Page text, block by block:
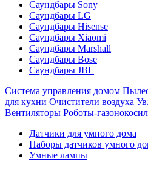
Саундбары Sony
Саундбары LG
Саундбары Hisense
Саундбары Xiaomi
Саундбары Marshall
Саундбары Bose
Саундбары JBL
Система управления домом
для кухни Очистители воздуха
Вентиляторы Роботы-
Датчики для умного дома
Наборы датчиков умного
Умные лампы